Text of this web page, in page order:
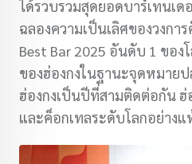
ได้รวบรวมสุดยอดบาร์เทนเด
ฉลองความเป็นเลิศของวงกา
Best Bar 2025 อันดับ 1 ของ
ของฮ่องกงในฐานะจุดหมาย
ฮ่องกงเป็นปีที่สามติดต่อกัน ฮ่
และค็อกเทลระดับโลกอย่างแ